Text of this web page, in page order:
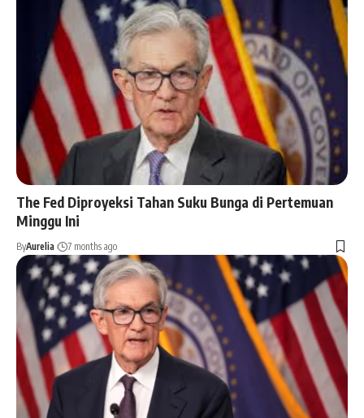
The Fed Diproyeksi Tahan Suku Bunga di Pertemuan
Minggu Ini
ByAurelia 7 months ago